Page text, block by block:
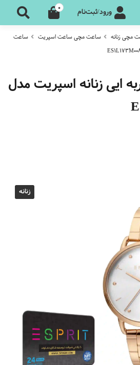
ورود/ثبت‌نام 0
مچی زنانه ساعت مچی ساعت اسپریت
ساعت
ایی زنانه اسپریت مدل
زنانه